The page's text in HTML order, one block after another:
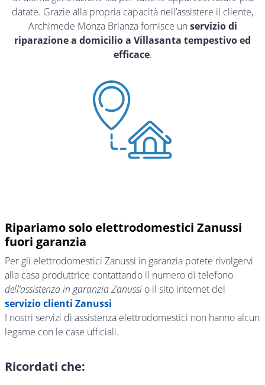
datate. Grazie alla propria capacità nell’assistere il cliente,
Archimede Monza Brianza fornisce un servizio di
riparazione a domicilio a Villasanta tempestivo ed
efficace.
Ripariamo solo elettrodomestici Zanussi
fuori garanzia
Per gli elettrodomestici Zanussi in garanzia potete rivolgervi
alla casa produttrice contattando il numero di telefono
dell’assistenza in garanzia Zanussi o il sito internet del
servizio clienti Zanussi
I nostri servizi di assistenza elettrodomestici non hanno alcun
legame con le case ufficiali.
Ricordati che: